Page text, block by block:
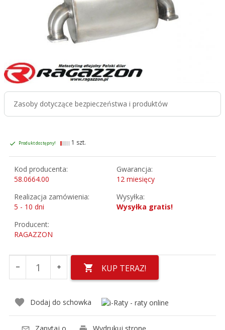
Zasoby dotyczące bezpieczeństwa i produktów
Produkt dostępny! 1 szt.
Kod producenta:
58.0664.00
Gwarancja:
12 miesięcy
Realizacja zamówienia:
5 - 10 dni
Wysyłka:
Wysyłka gratis!
Producent:
RAGAZZON
KUP TERAZ!
Dodaj do schowka